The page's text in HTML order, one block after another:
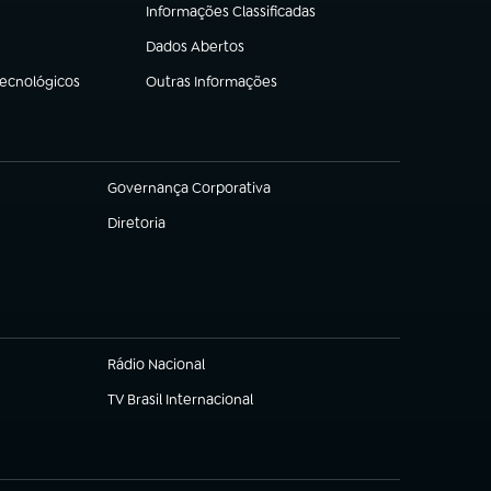
Informações Classificadas
(abre em nova aba)
Dados Abertos
(abre em nova aba)
Outras Informações
(abre em nova aba)
Governança Corporativa
(abre em nova aba)
Diretoria
(abre em nova aba)
Rádio Nacional
(abre em nova aba)
TV Brasil Internacional
(abre em nova aba)